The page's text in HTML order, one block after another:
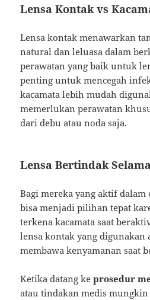
Lensa Kontak vs
Lensa kontak menawarkan
natural dan leluasa dalam
perawatan yang baik untuk
penting untuk mencegah
kacamata lebih mudah
memerlukan perawatan
dari debu atau noda saja.
Lensa Bertindak
Bagi mereka yang aktif
bisa menjadi pilihan tepat
terkena kacamata saat
lensa kontak yang digunakan
membawa kenyamanan saat
Ketika datang keprosedur
atau tindakan medis